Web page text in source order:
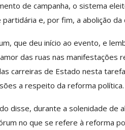
de campanha, o sistema
partidária e, por fim, a abolição
que deu início ao evento, e
das ruas nas manifestações
carreiras de Estado nesta
a respeito da reforma política.
disse, durante a solenidade de
no que se refere à reforma
IMPRENSA